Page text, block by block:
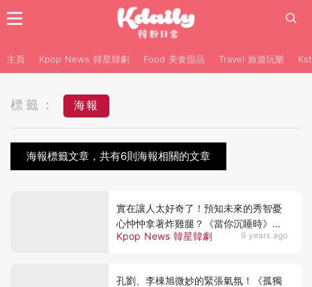
主頁 Kpop News 韓星韓劇 Food 美食甜品 Travel 旅遊玩樂
標籤： 海報
海報標籤文章，共有6則海報相關的文章
Kpop News 韓星韓劇 9 years ago
實在讓人太好奇了！預知未來的秀智憂
心忡忡拿著炸雞腿？《當你沉睡時》浪
漫櫻花雨海報公開～
孔劉、李棟旭微妙的緊張氣氛！《孤獨